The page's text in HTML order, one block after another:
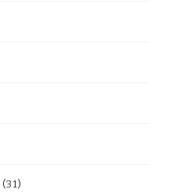
(31)